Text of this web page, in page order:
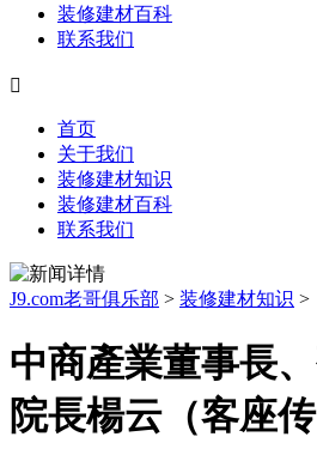
装修建材百科
联系我们

首页
关于我们
装修建材知识
装修建材百科
联系我们
J9.com老哥俱乐部 > 装修建材知识 >
中商產業董事長
院長楊云（客座传